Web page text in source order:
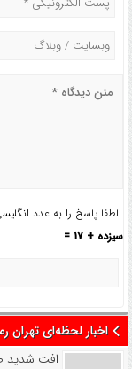
لطفا پاسخ را به عدد
سیزده + 17 =
اخبار لحظه‌ای تهران
افت شدید